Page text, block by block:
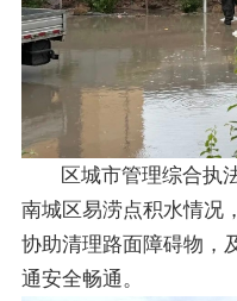
区城市管理综合执
南城区易涝点积水情况
协助清理路面障碍物，
通安全畅通。